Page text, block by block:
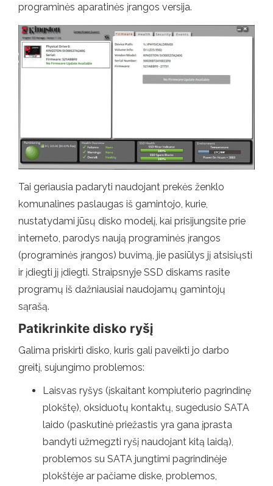
programinės aparatinės įrangos versija.
Tai geriausia padaryti naudojant prekės ženklo
komunalines paslaugas iš gamintojo, kurie,
nustatydami jūsų disko modelį, kai prisijungsite prie
interneto, parodys naują programinės įrangos
(programinės įrangos) buvimą, jie pasiūlys jį atsisiųsti
ir įdiegti jį įdiegti. Straipsnyje SSD diskams rasite
programų iš dažniausiai naudojamų gamintojų
sąrašą.
Patikrinkite disko ryšį
Galima priskirti disko, kuris gali paveikti jo darbo
greitį, sujungimo problemos:
Laisvas ryšys (įskaitant kompiuterio pagrindinę
plokštę), oksiduotų kontaktų, sugedusio SATA
laido (paskutinė priežastis yra gana įprasta
bandyti užmegzti ryšį naudojant kitą laidą),
problemos su SATA jungtimi pagrindinėje
plokštėje ar pačiame diske, problemos,